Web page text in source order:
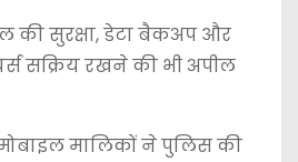
की सुरक्षा, डेटा बैकअप और
सक्रिय रखने की भी अपील
मालिकों ने पुलिस की